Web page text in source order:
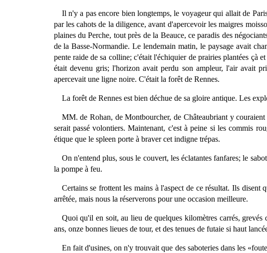
Il n'y a pas encore bien longtemps, le voyageur qui allait de
par les cahots de la diligence, avant d'apercevoir les maigres
plaines du Perche, tout près de la Beauce, ce paradis des
de la Basse-Normandie. Le lendemain matin, le paysage avait
pente raide de sa colline; c'était l'échiquier de prairies plantées çà
était devenu gris; l'horizon avait perdu son ampleur, l'air avait
apercevait une ligne noire. C'était la forêt de Rennes.
La forêt de Rennes est bien déchue de sa gloire antique. Les
MM. de Rohan, de Montbourcher, de Châteaubriant y
serait passé volontiers. Maintenant, c'est à peine si les commis
étique que le spleen porte à braver cet indigne trépas.
On n'entend plus, sous le couvert, les éclatantes fanfares; le
la pompe à feu.
Certains se frottent les mains à l'aspect de ce résultat. Ils
arrêtée, mais nous la réserverons pour une occasion meilleure.
Quoi qu'il en soit, au lieu de quelques kilomètres carrés,
ans, onze bonnes lieues de tour, et des tenues de futaie si haut
En fait d'usines, on n'y trouvait que des saboteries dans les